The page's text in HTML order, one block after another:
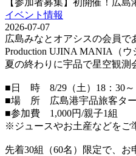
【参加者募集】初開催！広
イベント情報
2026-07-07
広島みなとオアシスの会員で
Production UJINA MANIA（
夏の終わりに宇品で星空観測
■日 時 8/29（土）18：30～
■場 所 広島港宇品旅客タ
■参加費 1,000円/親子1組
※ジュースやお土産などをご
先着30組（60名）限定で、お